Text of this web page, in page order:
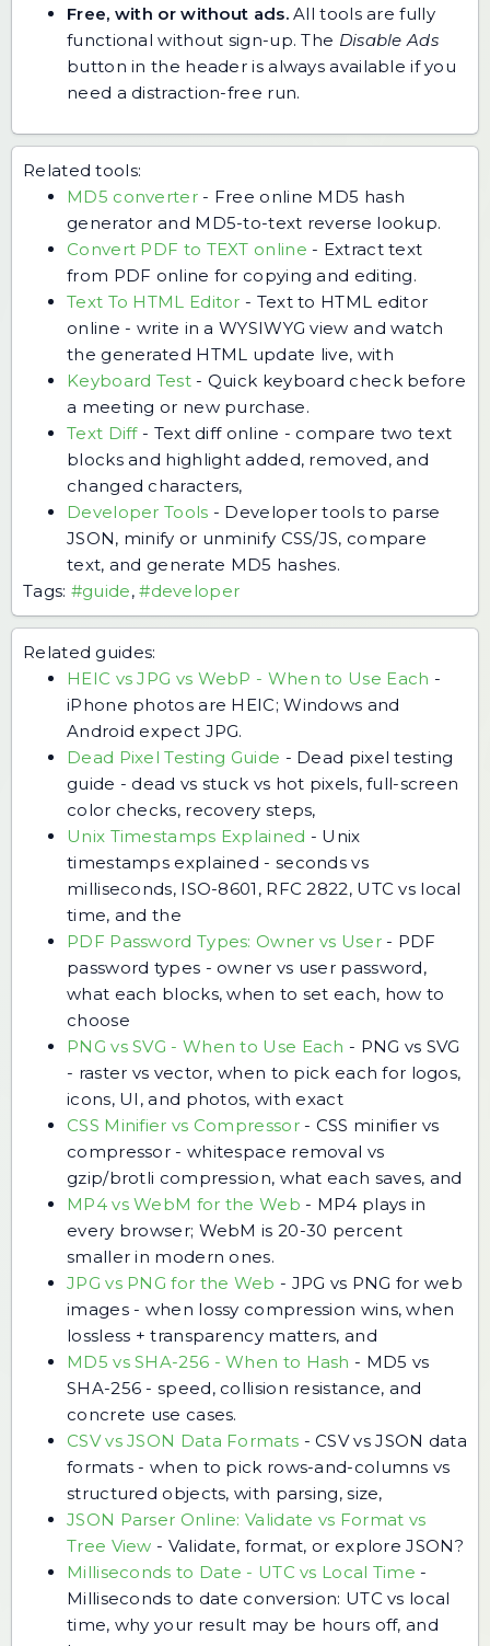
Free, with or without ads.All tools are fully
functional without sign-up. The Disable Ads
button in the header is always available if you
need a distraction-free run.
Related tools:
MD5 converter- Free online MD5 hash
generator and MD5-to-text reverse lookup.
Convert PDF to TEXT online - Extract text
from PDF online for copying and editing.
Text To HTML Editor - Text to HTML editor
online - write in a WYSIWYG view and watch
the generated HTML update live, with
Keyboard Test- Quick keyboard check before
a meeting or new purchase.
Text Diff- Text diff online - compare two text
blocks and highlight added, removed, and
changed characters,
Developer Tools - Developer tools to parse
JSON, minify or unminify CSS/JS, compare
text, and generate MD5 hashes.
Tags: #guide,#developer
Related guides:
HEIC vs JPG vs WebP - When to Use Each -
iPhone photos are HEIC; Windows and
Android expect JPG.
Dead Pixel Testing Guide - Dead pixel testing
guide - dead vs stuck vs hot pixels, full-screen
color checks, recovery steps,
Unix Timestamps Explained - Unix
timestamps explained - seconds vs
milliseconds, ISO-8601, RFC 2822, UTC vs local
time, and the
PDF Password Types: Owner vs User- PDF
password types - owner vs user password,
what each blocks, when to set each, how to
choose
PNG vs SVG - When to Use Each - PNG vs SVG
- raster vs vector, when to pick each for logos,
icons, UI, and photos, with exact
CSS Minifier vs Compressor- CSS minifier vs
compressor - whitespace removal vs
gzip/brotli compression, what each saves, and
MP4 vs WebM for the Web - MP4 plays in
every browser; WebM is 20-30 percent
smaller in modern ones.
JPG vs PNG for the Web - JPG vs PNG for web
images - when lossy compression wins, when
lossless + transparency matters, and
MD5 vs SHA-256 - When to Hash - MD5 vs
SHA-256 - speed, collision resistance, and
concrete use cases.
CSV vs JSON Data Formats -CSV vs JSON data
formats - when to pick rows-and-columns vs
structured objects, with parsing, size,
JSON Parser Online: Validate vs Format vs
Tree View - Validate, format, or explore JSON?
Milliseconds to Date - UTC vs Local Time -
Milliseconds to date conversion: UTC vs local
time, why your result may be hours off, and